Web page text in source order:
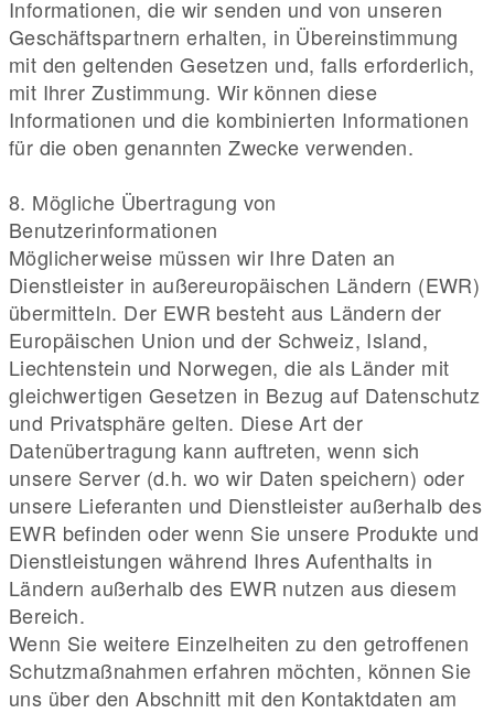
Informationen, die wir senden und von unseren
Geschäftspartnern erhalten, in Übereinstimmung
mit den geltenden Gesetzen und, falls erforderlich,
mit Ihrer Zustimmung. Wir können diese
Informationen und die kombinierten Informationen
für die oben genannten Zwecke verwenden.
8. Mögliche Übertragung von
Benutzerinformationen
Möglicherweise müssen wir Ihre Daten an
Dienstleister in außereuropäischen Ländern (EWR)
übermitteln. Der EWR besteht aus Ländern der
Europäischen Union und der Schweiz, Island,
Liechtenstein und Norwegen, die als Länder mit
gleichwertigen Gesetzen in Bezug auf Datenschutz
und Privatsphäre gelten. Diese Art der
Datenübertragung kann auftreten, wenn sich
unsere Server (d.h. wo wir Daten speichern) oder
unsere Lieferanten und Dienstleister außerhalb des
EWR befinden oder wenn Sie unsere Produkte und
Dienstleistungen während Ihres Aufenthalts in
Ländern außerhalb des EWR nutzen aus diesem
Bereich.
Wenn Sie weitere Einzelheiten zu den getroffenen
Schutzmaßnahmen erfahren möchten, können Sie
uns über den Abschnitt mit den Kontaktdaten am